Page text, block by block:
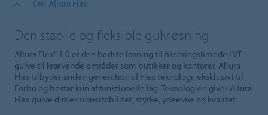
Om Allura Flex"
Den stabile og fleksible gulvløsning
Allura Flex" 1.0 er den bedste løsning til fikseringslimede LVT
gulve til krævende områder som butikker og kontorer. Allura
Flex tilbyder anden generation af Flex teknologi, eksklusivt til
Forbo og består kun af funktionelle lag. Teknologien giver Allura
Flex gulve dimensionsstabilitet, styrke, ydeevne og kvalitet.